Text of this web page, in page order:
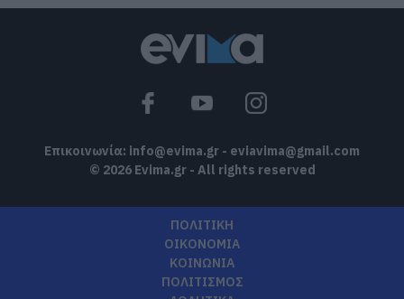
Επικοινωνία: info@evima.gr - eviavima@gmail.com
© 2026 Evima.gr - All rights reserved
ΠΟΛΙΤΙΚΗ
ΟΙΚΟΝΟΜΙΑ
ΚΟΙΝΩΝΙΑ
ΠΟΛΙΤΙΣΜΟΣ